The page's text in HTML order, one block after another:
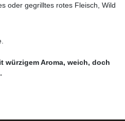
oder gegrilltes rotes Fleisch, Wild
würzigem Aroma, weich, doch